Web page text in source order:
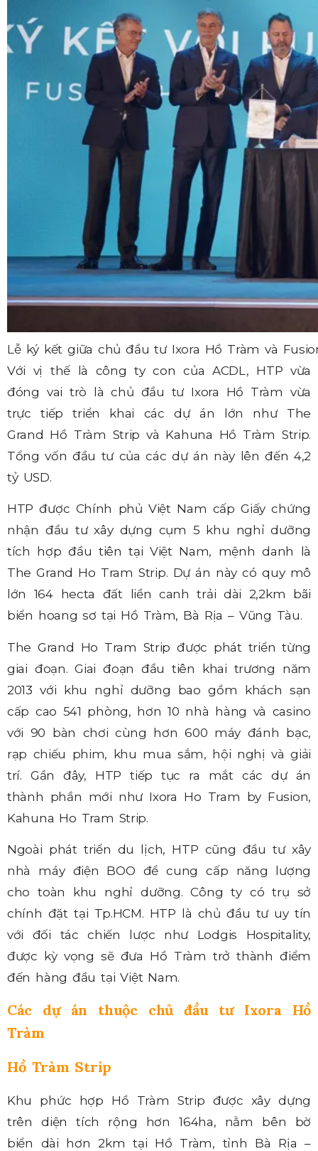
Lễ ký kết giữa chủ đầu tư Ixora Hồ Tràm và
Với vị thế là công ty con của ACDL, HTP vừa
đóng vai trò là chủ đầu tư Ixora Hồ Tràm vừa
trực tiếp triển khai các dự án lớn như The
Grand Hồ Tràm Strip và Kahuna Hồ Tràm Strip.
Tổng vốn đầu tư của các dự án này lên đến 4,2
tỷ USD.
HTP được Chính phủ Việt Nam cấp Giấy chứng
nhận đầu tư xây dựng cụm 5 khu nghỉ dưỡng
tích hợp đầu tiên tại Việt Nam, mệnh danh là
The Grand Ho Tram Strip. Dự án này có quy mô
lớn 164 hecta đất liền canh trải dài 2,2km bãi
biển hoang sơ tại Hồ Tràm, Bà Rịa – Vũng Tàu.
The Grand Ho Tram Strip được phát triển từng
giai đoạn. Giai đoạn đầu tiên khai trương năm
2013 với khu nghỉ dưỡng bao gồm khách sạn
cấp cao 541 phòng, hơn 10 nhà hàng và casino
với 90 bàn chơi cùng hơn 600 máy đánh bạc,
rạp chiếu phim, khu mua sắm, hội nghị và giải
trí. Gần đây, HTP tiếp tục ra mắt các dự án
thành phần mới như Ixora Ho Tram by Fusion,
Kahuna Ho Tram Strip.
Ngoài phát triển du lịch, HTP cũng đầu tư xây
nhà máy điện BOO để cung cấp năng lượng
cho toàn khu nghỉ dưỡng. Công ty có trụ sở
chính đặt tại Tp.HCM. HTP là chủ đầu tư uy tín
với đối tác chiến lược như Lodgis Hospitality,
được kỳ vọng sẽ đưa Hồ Tràm trở thành điểm
đến hàng đầu tại Việt Nam.
Các dự án thuộc chủ đầu tư Ixora Hồ
Tràm
Hồ Tràm Strip
Khu phức hợp Hồ Tràm Strip được xây dựng
trên diện tích rộng hơn 164ha, nằm bên bờ
biển dài hơn 2km tại Hồ Tràm, tỉnh Bà Rịa –